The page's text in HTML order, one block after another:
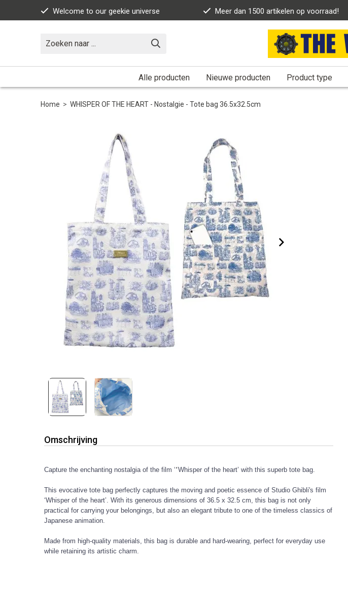
Welcome to our geekie universe Meer dan 1500 artikelen op voorraad!
Alle producten Nieuwe producten Product type
Home > WHISPER OF THE HEART - Nostalgie - Tote bag 36.5x32.5cm
Omschrijving
Capture the enchanting nostalgia of the film ‘‘Whisper of the heart’ with this superb tote bag.
This evocative tote bag perfectly captures the moving and poetic essence of Studio Ghibli's film
‘Whisper of the heart’. With its generous dimensions of 36.5 x 32.5 cm, this bag is not only
practical for carrying your belongings, but also an elegant tribute to one of the timeless classics of
Japanese animation.
Made from high-quality materials, this bag is durable and hard-wearing, perfect for everyday use
while retaining its artistic charm.